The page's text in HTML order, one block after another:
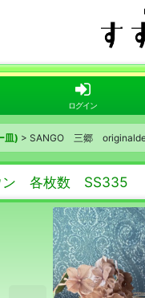
ログイン
皿) > SANGO 三郷
各枚数 SS335